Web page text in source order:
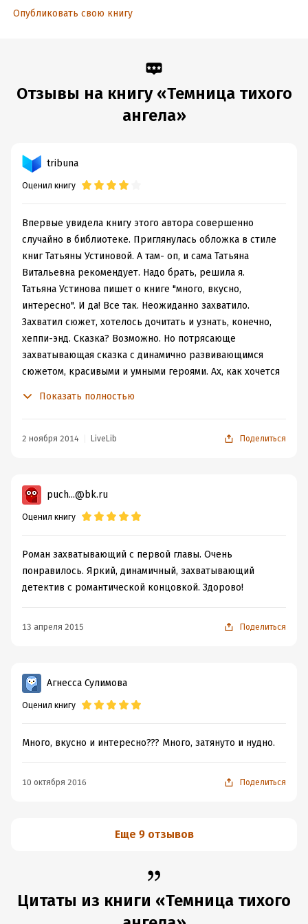
ISBN (EAN): 9785699477326
Опубликовать свою книгу
Отзывы на книгу «Темница тихого
ангела»
tribuna
Оценил книгу
Впервые увидела книгу этого автора совершенно
случайно в библиотеке. Приглянулась обложка в стиле
книг Татьяны Устиновой. А там- оп, и сама Татьяна
Витальевна рекомендует. Надо брать, решила я.
Татьяна Устинова пишет о книге "много, вкусно,
интересно". И да! Все так. Неожиданно захватило.
Захватил сюжет, хотелось дочитать и узнать, конечно,
хеппи-энд. Сказка? Возможно. Но потрясающе
захватывающая сказка с динамично развивающимся
сюжетом, красивыми и умными героями. Ах, как хочется
главное в романе. Любовь, красивая жизнь... Спасибо
Показать полностью
2 ноября 2014 LiveLib Поделиться
puch...@bk.ru
Оценил книгу
Роман захватывающий с первой главы. Очень
понравилось. Яркий, динамичный, захватывающий
детектив с романтической концовкой. Здорово!
13 апреля 2015 Поделиться
Агнесса Сулимова
Оценил книгу
Много, вкусно и интересно??? Много, затянуто и нудно.
10 октября 2016 Поделиться
Еще 9 отзывов
Цитаты из книги «Темница тихого